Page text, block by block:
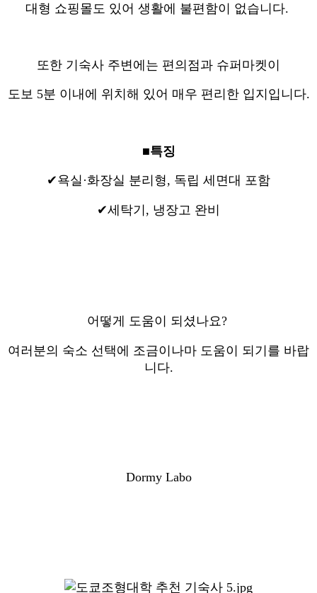
대형 쇼핑몰도 있어 생활에 불편함이 없습니다.
또한 기숙사 주변에는 편의점과 슈퍼마켓이
도보 5분 이내에 위치해 있어 매우 편리한 입지입니다.
■특징
✔욕실·화장실 분리형, 독립 세면대 포함
✔세탁기, 냉장고 완비
어떻게 도움이 되셨나요?
여러분의 숙소 선택에 조금이나마 도움이 되기를 바랍
니다.
Dormy Labo